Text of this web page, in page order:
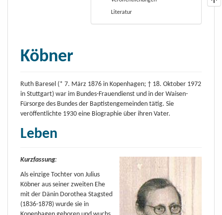
Literatur
Köbner
Ruth Baresel (* 7. März 1876 in Kopenhagen; † 18. Oktober 1972
in Stuttgart) war im Bundes-Frauendienst und in der Waisen-
Fürsorge des Bundes der Baptistengemeinden tätig. Sie
veröffentlichte 1930 eine Biographie über ihren Vater.
Leben
Kurzfassung:
Als einzige Tochter von Julius
Köbner aus seiner zweiten Ehe
mit der Dänin Dorothea Stagsted
(1836-1878) wurde sie in